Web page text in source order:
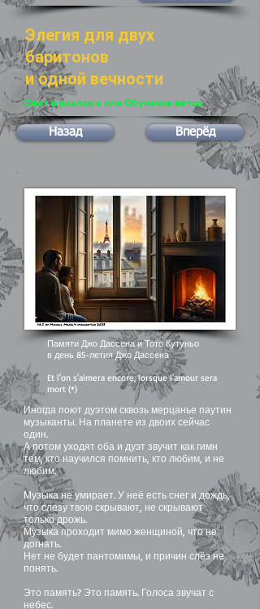
Элегия для двух
баритонов
и одной вечности
Свет в разломе или Обучение ветра
Назад Вперёд
Памяти Джо Дассена и Тото Кутуньо
в день 85-летия Джо Дассена
Et l'on s'aimera encore, lorsque l'amour sera
mort (*)
Иногда поют дуэтом сквозь мерцанье паутин
музыканты. На планете из двоих сейчас
один.
А потом уходят оба и дуэт звучит как гимн
тем, кто научился помнить, кто любим, и не
любим.
Музыка не умирает. У неё есть снег и дождь,
что слезу твою скрывают, не скрывают
только дрожь.
Музыка проходит мимо женщиной, что не
догнать.
Нет не будет пантомимы, и причин слёз не
понять.
Это память? Это память. Голоса звучат с
небес.